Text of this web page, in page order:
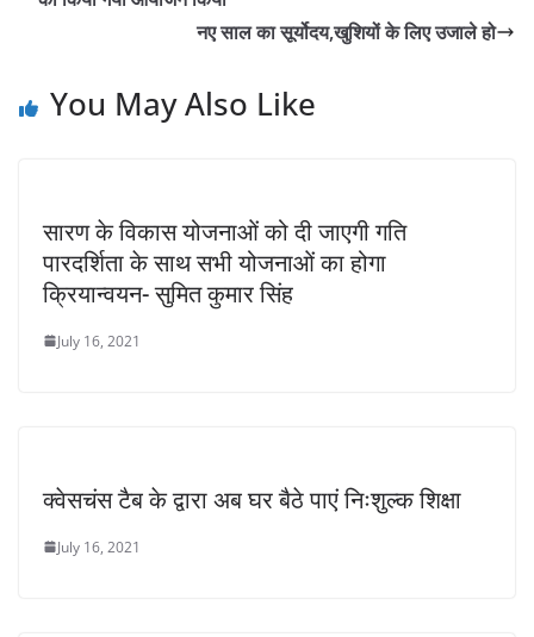
नए साल का सूर्योदय,खुशियों के लिए उजाले हो
You May Also Like
सारण के विकास योजनाओं को दी जाएगी गति
पारदर्शिता के साथ सभी योजनाओं का होगा
क्रियान्वयन- सुमित कुमार सिंह
July 16, 2021
क्वेसचंस टैब के द्वारा अब घर बैठे पाएं निःशुल्क शिक्षा
July 16, 2021